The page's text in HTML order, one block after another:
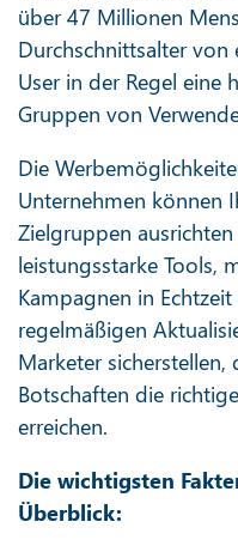
über 47 Millionen
Durchschnittsalter von
User in der Regel eine
Gruppen von
Die
Unternehmen können
Zielgruppen
leistungsstarke Tools,
Kampagnen in
regelmäßigen
Marketer sicherstellen,
Botschaften die
erreichen.
Die wichtigsten
Überblick: